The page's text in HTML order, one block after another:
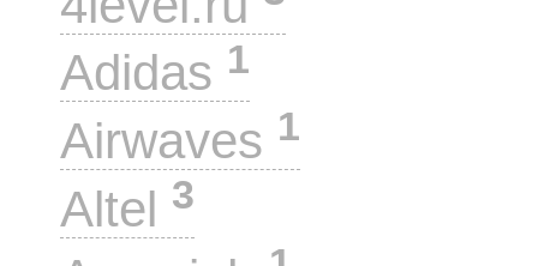
Adidas 1
Airwaves 1
Altel 3